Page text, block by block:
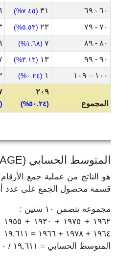
٦٠ - ٦٩ ٣١ (٧.٤٥%)
٧٠ - ٧٩ ٢٣ (٥.٥٣%)
٨٠ - ٨٩ ٧ (١.٦٨%)
٩٠ - ٩٩ ١٣ (٣.١٣%)
١٠٠ – ١٠٩ ١ (٠.٢٤%)
المجموع
٢٠٩
(٥٠.٢٤%) (٤٩.٧٦%)
المتوسط الحسابي (MEAN or AVERAGE)
هو الناتج من عملية جمع
قسمة محصول الجمع على عدد
مجموعة تتضمن ١٠ سنين :
١٩٦٤ + ١٩٧٨ + ١٩٦٦ = ١٩,٦١١
المتوسط الحسابي = ١٩,٦١١ / ١٠ = ١٩٦١.١٠